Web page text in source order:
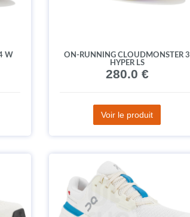
W
ON-RUNNING CLOUDMONSTER 3
HYPER LS
280.0 €
Voir le produit